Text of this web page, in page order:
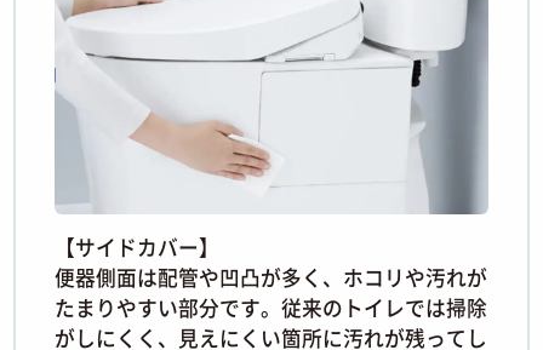
【サイドカバー】
便器側面は配管や凹凸が多く、ホコリや汚れが
たまりやすい部分です。従来のトイレでは掃除
がしにくく、見えにくい箇所に汚れが残ってし